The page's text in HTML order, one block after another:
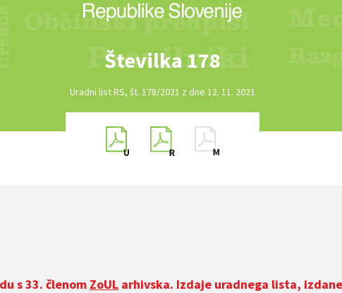
Številka 178
Uradni list RS, št. 178/2021 z dne 12. 11. 2021
s 33. členom ZoUL arhivska. Izdaje uradnega lista,